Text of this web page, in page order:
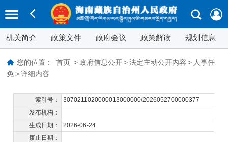
机关简介 政策文件 政府会议 政策解读 规划信息
您的位置： 首页 > 政府信息公开 > 法定主动公开内容 > 人事任
免 > 详细内容
索引号：
3070211020000013000000/2026052700000377
发布机构：
生成日期：
2026-06-24
废止日期：